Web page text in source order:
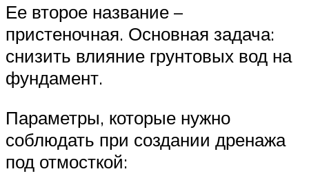
Ее второе название –
пристеночная. Основная задача:
снизить влияние грунтовых вод на
фундамент.
Параметры, которые нужно
соблюдать при создании дренажа
под отмосткой: